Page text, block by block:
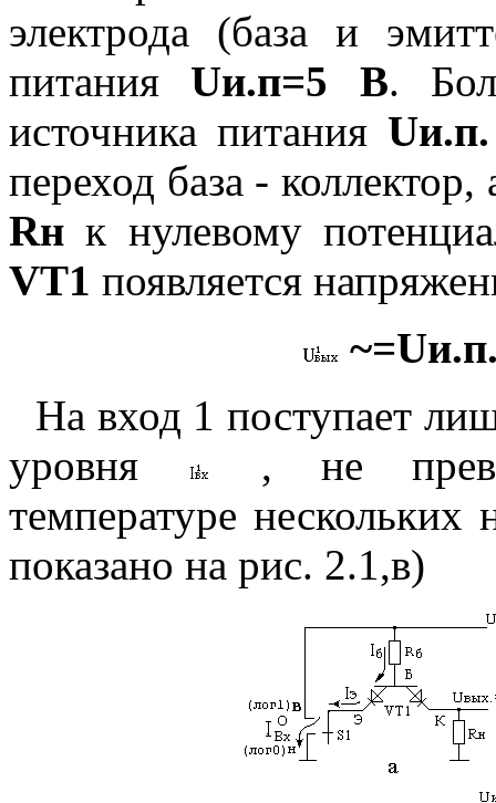
электрода (база и
питания Uи.п=5 В.
источника питания Uи.п.
переход база - коллектор,
Rн к нулевому
VT1 появляется
На вход 1 поступает
уровня
, не
температуре
показано на рис. 2.1,в)